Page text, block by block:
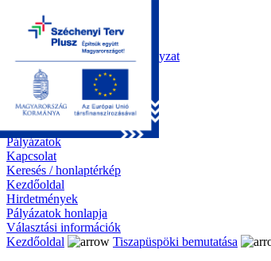
Kezdőoldal
Önkormányzat
Polgármesteri Hivatal
Roma Nemzetiségi Önkormányzat
Elektronikus ügyintézés
Közérdekű információk
Tiszapüspöki bemutatása
Galéria
Díjazottaink
Pályázatok
Kapcsolat
Keresés / honlaptérkép
Kezdőoldal
Hirdetmények
Pályázatok honlapja
Választási információk
Kezdőoldal
Tiszapüspöki bemutatása